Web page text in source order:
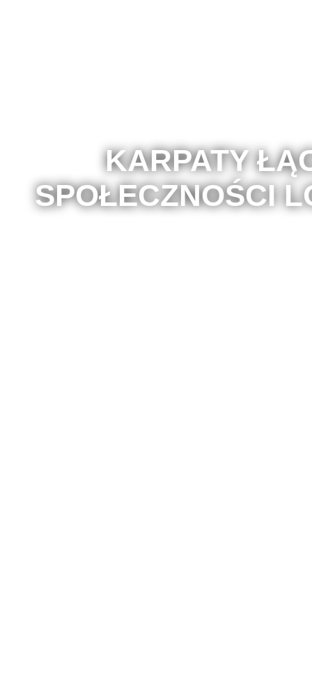
KARPATY
SPOŁECZNOŚCI